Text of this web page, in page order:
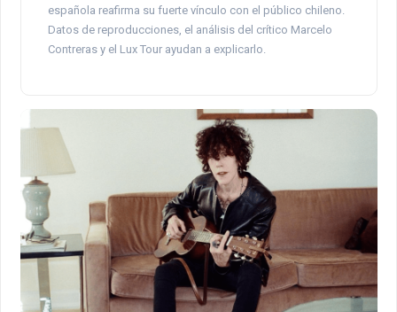
española reafirma su fuerte vínculo con el público chileno.
Datos de reproducciones, el análisis del crítico Marcelo
Contreras y el Lux Tour ayudan a explicarlo.